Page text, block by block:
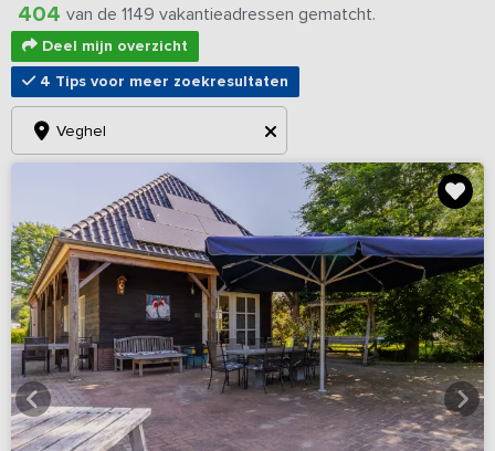
404 van de 1149 vakantieadressen gematcht.
Deel mijn overzicht
4 Tips voor meer zoekresultaten
Veghel